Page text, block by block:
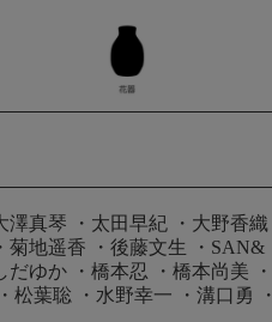
澤真琴 ・ 太田早紀 ・ 大野香織
菊地遥香 ・ 後藤文生 ・ SAN&
だゆか
・ 橋本忍 ・ 橋本尚美 ・
松葉聡 ・ 水野幸一 ・ 溝口勇 ・